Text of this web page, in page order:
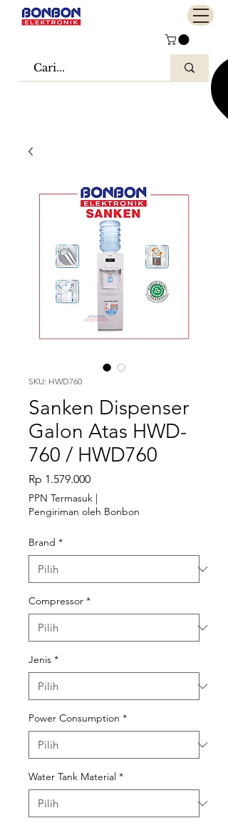
SKU: HWD760
Sanken Dispenser
Galon Atas HWD-
760 / HWD760
Rp 1.579.000Harga
PPN Termasuk |
Pengiriman oleh Bonbon
Brand *
Compressor *
Jenis *
Power Consumption *
Water Tank Material *